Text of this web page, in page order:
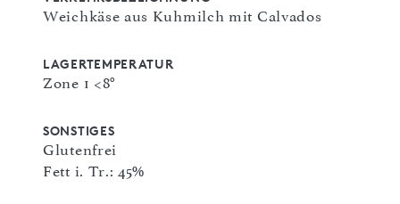
Weichkäse aus Kuhmilch mit Calvados
LAGERTEMPERATUR
Zone 1 <8°
SONSTIGES
Glutenfrei
Fett i. Tr.: 45%